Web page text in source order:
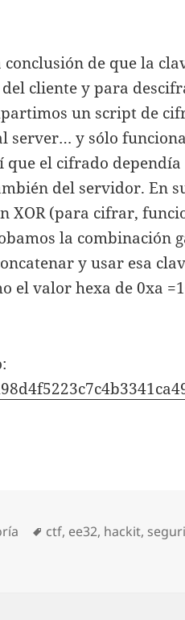
de que la
cliente y para
un script de
server… y sólo
que el cifrado
del servidor. En
XOR (para cifrar,
la combinación
y usar esa
el valor hexa de 0xa
Etiquetas
ctf, ee32, hackit,